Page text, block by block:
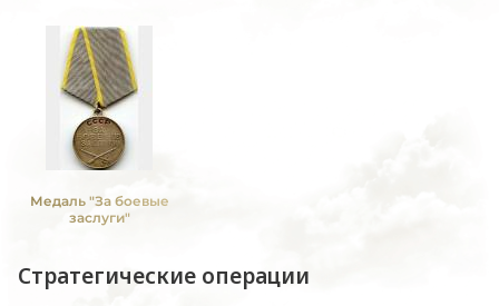
Медаль "За боевые
заслуги"
Стратегические операции